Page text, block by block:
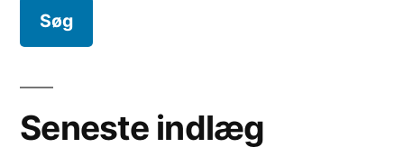
Seneste indlæg